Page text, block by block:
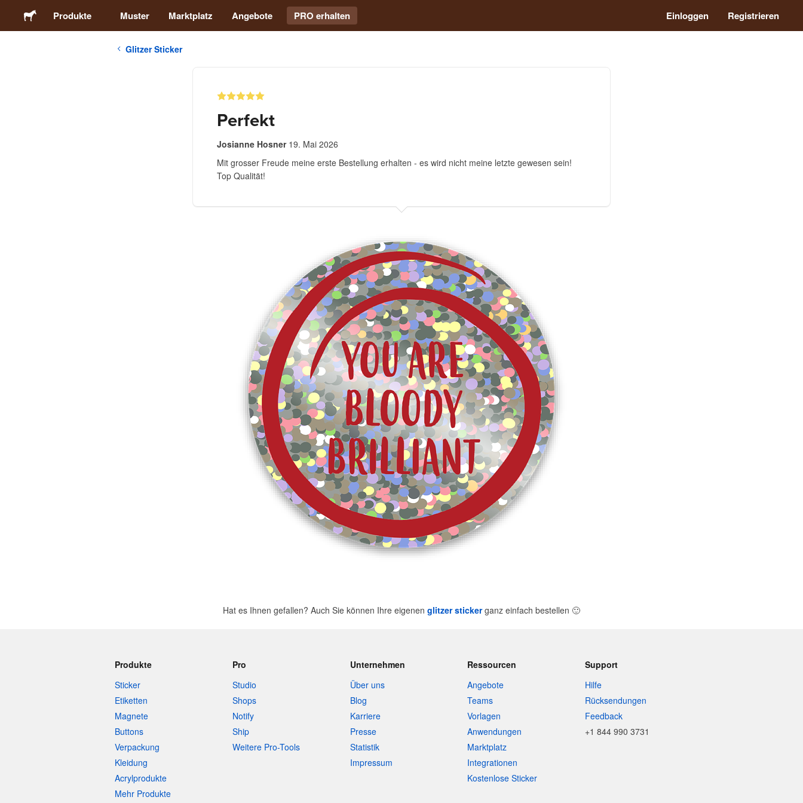
Produkte Muster Marktplatz Angebote PRO erhalten Einloggen Registrieren
Glitzer Sticker
Perfekt
Josianne Hosner 19. Mai 2026
Mit grosser Freude meine erste Bestellung erhalten - es wird nicht meine letzte gewesen sein!
Top Qualität!
Hat es Ihnen gefallen? Auch Sie können Ihre eigenen glitzer stickerganz einfach bestellen 🙂
Produkte
Sticker
Etiketten
Magnete
Buttons
Verpackung
Kleidung
Acrylprodukte
Mehr Produkte
Pro
Studio
Shops
Notify
Ship
Weitere Pro-Tools
Unternehmen
Über uns
Blog
Karriere
Presse
Statistik
Impressum
Ressourcen
Angebote
Teams
Vorlagen
Anwendungen
Marktplatz
Integrationen
Kostenlose Sticker
Support
Hilfe
Rücksendungen
Feedback
+1 844 990 3731